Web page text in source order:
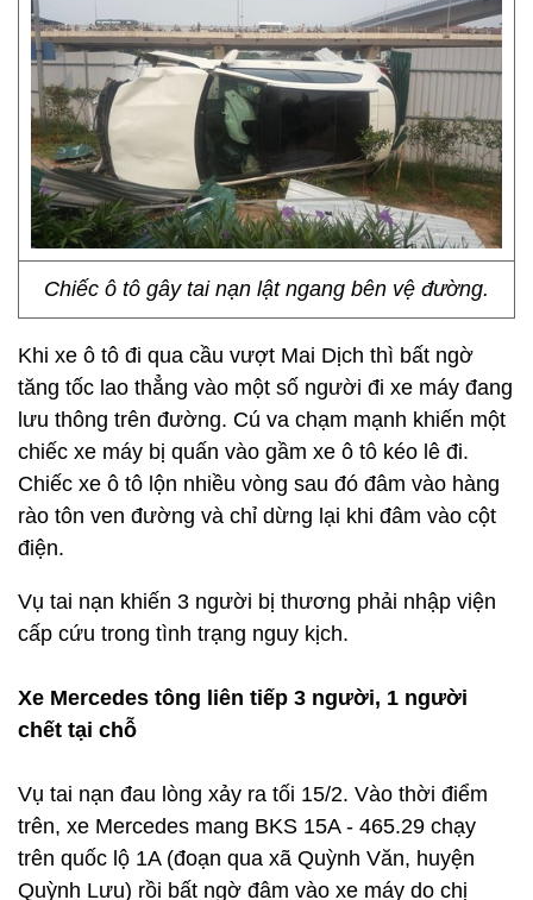
Chiếc ô tô gây tai nạn lật ngang bên vệ đường.
Khi xe ô tô đi qua cầu vượt Mai Dịch thì bất ngờ
tăng tốc lao thẳng vào một số người đi xe máy đang
lưu thông trên đường. Cú va chạm mạnh khiến một
chiếc xe máy bị quấn vào gầm xe ô tô kéo lê đi.
Chiếc xe ô tô lộn nhiều vòng sau đó đâm vào hàng
rào tôn ven đường và chỉ dừng lại khi đâm vào cột
điện.
Vụ tai nạn khiến 3 người bị thương phải nhập viện
cấp cứu trong tình trạng nguy kịch.
Xe Mercedes tông liên tiếp 3 người, 1 người
chết tại chỗ
Vụ tai nạn đau lòng xảy ra tối 15/2. Vào thời điểm
trên, xe Mercedes mang BKS 15A - 465.29 chạy
trên quốc lộ 1A (đoạn qua xã Quỳnh Văn, huyện
Quỳnh Lưu) rồi bất ngờ đâm vào xe máy do chị